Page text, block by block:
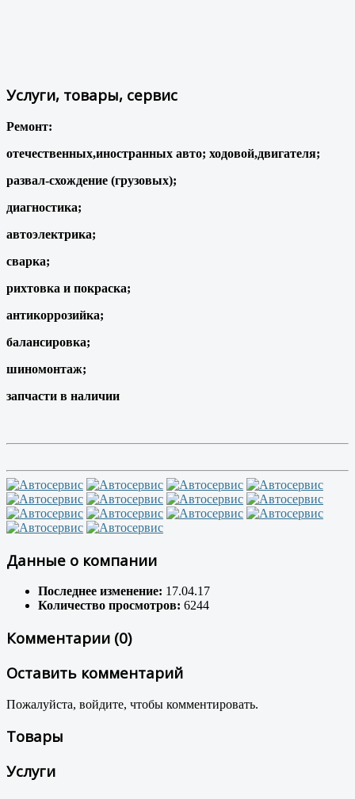
Услуги, товары, сервис
Ремонт:
отечественных,иностранных авто; ходовой,двигателя;
развал-схождение (грузовых);
диагностика;
автоэлектрика;
сварка;
рихтовка и покраска;
антикоррозийка;
балансировка;
шиномонтаж;
запчасти в наличии
Данные о компании
Последнее изменение: 17.04.17
Количество просмотров: 6244
Комментарии (0)
Оставить комментарий
Пожалуйста, войдите, чтобы комментировать.
Товары
Услуги